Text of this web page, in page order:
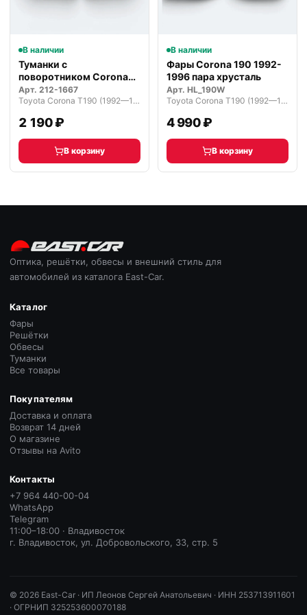
В наличии
Туманки с
поворотником Corona
190 1994-1996 г.
Арт. 212-1667
Toyota Corona T190 (1992—1998)
2 190 ₽
В корзину
В наличии
Фары Corona 190 1992-
1996 пара хрусталь
Арт. HL_190W
Toyota Corona T190 (1992—1998)
4 990 ₽
В корзину
Оптика, решётки, обвесы и внешний стиль для
автомобилей из каталога East-Car.
Каталог
Фары
Решётки
Обвесы
Туманки
Все товары
Покупателям
Доставка и оплата
Возврат 14 дней
О магазине
Отзывы на Avito
Контакты
+7 964 440-00-04
WhatsApp
Telegram
11:00–18:00 · Владивосток
г. Владивосток, ул. Добровольского, 33, стр. 5
© 2026 East-Car · ИП Леонов Сергей Анатольевич · ИНН 253713911601
· ОГРНИП 325253600070188